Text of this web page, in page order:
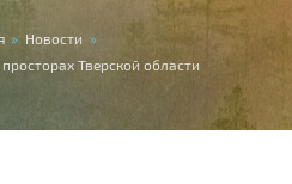
» Новости »
Тверской области